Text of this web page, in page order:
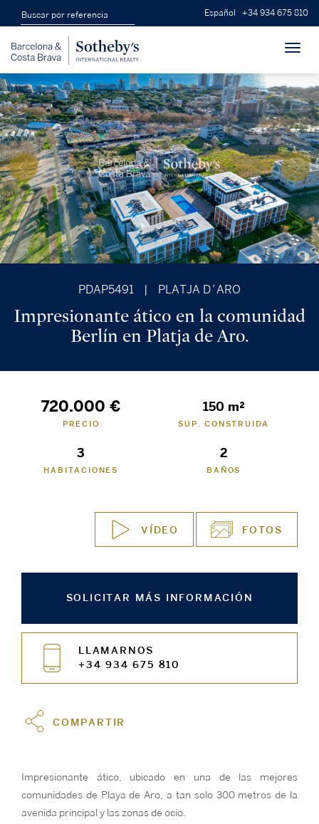
Español +34 934 675 810
PDAP5491 PLATJA D´ARO
Impresionante ático en la comunidad
Berlín en Platja de Aro.
720.000 €
PRECIO
150 m²
SUP. CONSTRUIDA
3
HABITACIONES
2
BAÑOS
VÍDEO FOTOS
SOLICITAR MÁS INFORMACIÓN
LLAMARNOS
+34 934 675 810
COMPARTIR
Impresionante ático, ubicado en una de las mejores
comunidades de Playa de Aro, a tan solo 300 metros de la
avenida principal y las zonas de ocio.